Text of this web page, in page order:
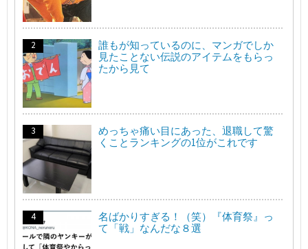
誰もが知っているのに、マンガでしか
見たことない伝説のアイテムをもらっ
たから見て
めっちゃ痛い目にあった、退職して驚
くことランキングの1位がこれです
名ばかりすぎる！（笑）『体育祭』っ
て「戦」なんだな８選